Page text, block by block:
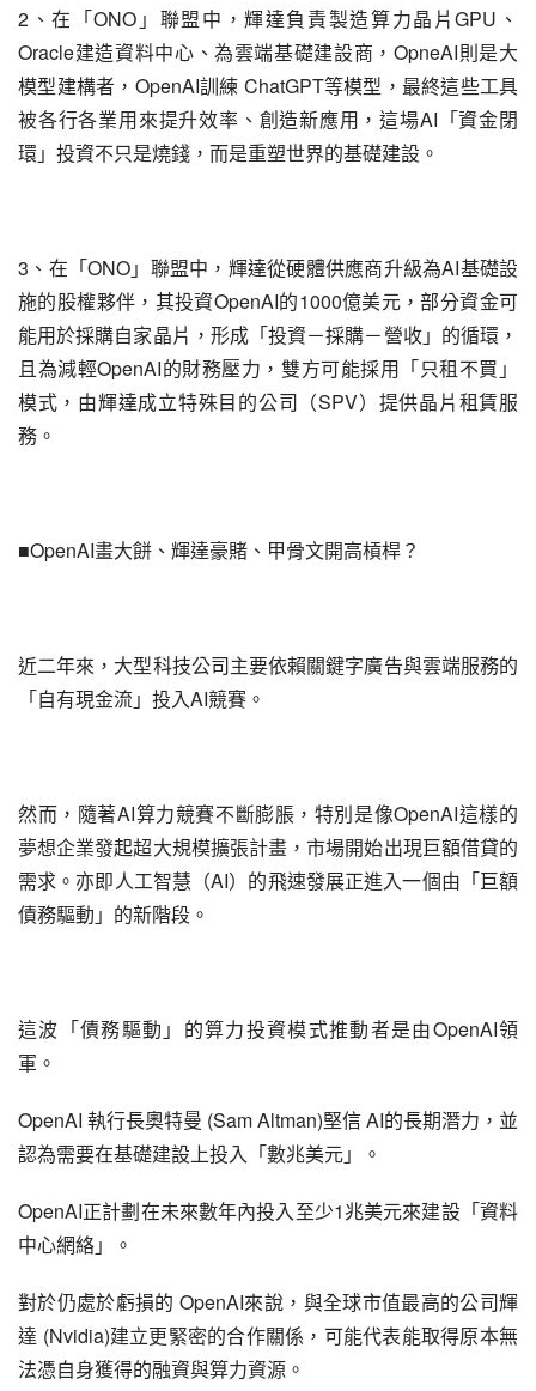
2、在「ONO」聯盟中，輝達負責製造算力晶片GPU、
Oracle建造資料中心、為雲端基礎建設商，OpneAI則是大
模型建構者，OpenAI訓練 ChatGPT等模型，最終這些工具
被各行各業用來提升效率、創造新應用，這場AI「資金閉
環」投資不只是燒錢，而是重塑世界的基礎建設。
3、在「ONO」聯盟中，輝達從硬體供應商升級為AI基礎設
施的股權夥伴，其投資OpenAI的1000億美元，部分資金可
能用於採購自家晶片，形成「投資－採購－營收」的循環，
且為減輕OpenAI的財務壓力，雙方可能採用「只租不買」
模式，由輝達成立特殊目的公司（SPV）提供晶片租賃服
務。
■OpenAI畫大餅、輝達豪賭、甲骨文開高槓桿？
近二年來，大型科技公司主要依賴關鍵字廣告與雲端服務的
「自有現金流」投入AI競賽。
然而，隨著AI算力競賽不斷膨脹，特別是像OpenAI這樣的
夢想企業發起超大規模擴張計畫，市場開始出現巨額借貸的
需求。亦即人工智慧（AI）的飛速發展正進入一個由「巨額
債務驅動」的新階段。
這波「債務驅動」的算力投資模式推動者是由OpenAI領
軍。
OpenAI 執行長奧特曼 (Sam Altman)堅信 AI的長期潛力，並
認為需要在基礎建設上投入「數兆美元」。
OpenAI正計劃在未來數年內投入至少1兆美元來建設「資料
中心網絡」。
對於仍處於虧損的 OpenAI來說，與全球市值最高的公司輝
達 (Nvidia)建立更緊密的合作關係，可能代表能取得原本無
法憑自身獲得的融資與算力資源。